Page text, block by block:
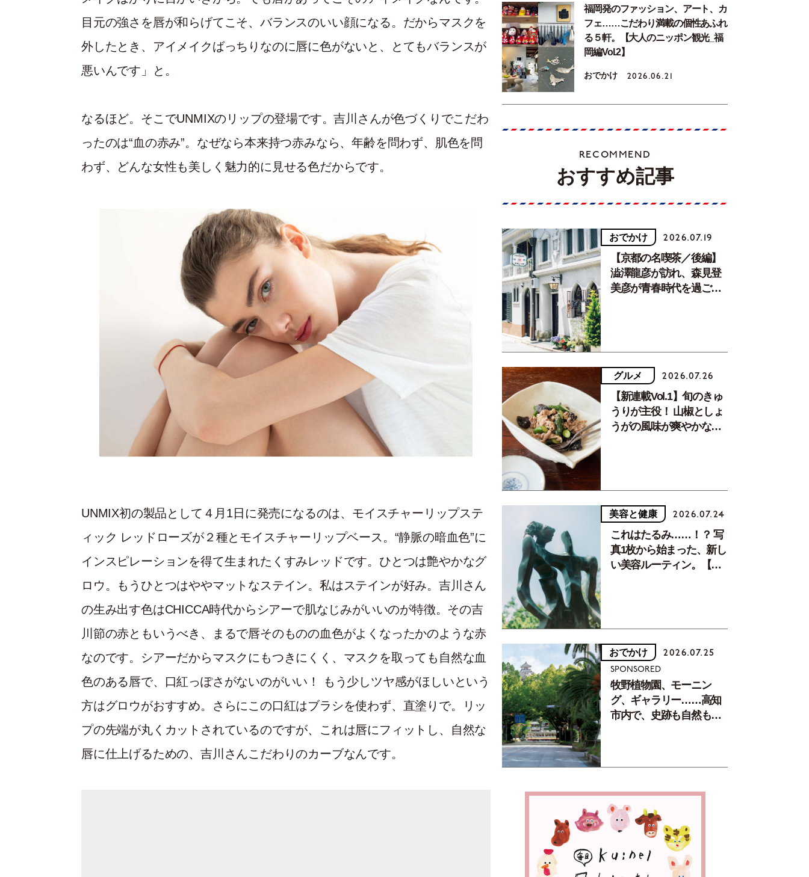
目元の強さを唇が和らげてこそ、バランスのいい顔になる。だからマスクを
外したとき、アイメイクばっちりなのに唇に色がないと、とてもバランスが
悪いんです」と。
なるほど。そこでUNMIXのリップの登場です。吉川さんが色づくりでこだわ
ったのは“血の赤み”。なぜなら本来持つ赤みなら、年齢を問わず、肌色を問
わず、どんな女性も美しく魅力的に見せる色だからです。
UNMIX初の製品として４月1日に発売になるのは、モイスチャーリップステ
ィック レッドローズが２種とモイスチャーリップベース。“静脈の暗血色”に
インスピレーションを得て生まれたくすみレッドです。ひとつは艶やかなグ
ロウ。もうひとつはややマットなステイン。私はステインが好み。吉川さん
の生み出す色はCHICCA時代からシアーで肌なじみがいいのが特徴。その吉
川節の赤ともいうべき、まるで唇そのものの血色がよくなったかのような赤
なのです。シアーだからマスクにもつきにくく、マスクを取っても自然な血
色のある唇で、口紅っぽさがないのがいい！ もう少しツヤ感がほしいという
方はグロウがおすすめ。さらにこの口紅はブラシを使わず、直塗りで。リッ
プの先端が丸くカットされているのですが、これは唇にフィットし、自然な
唇に仕上げるための、吉川さんこだわりのカーブなんです。
福岡発のファッション、アート、カ
フェ……こだわり満載の個性あふれ
る５軒。【大人のニッポン観光_福
岡編Vol.2】
おでかけ 2026.06.21
RECOMMEND
おすすめ記事
おでかけ 2026.07.19
【京都の名喫茶／後編】
澁澤龍彦が訪れ、森見登
美彦が青春時代を過ごし
グルメ 2026.07.26
【新連載Vol.1】旬のきゅ
うりが主役！ 山椒としょ
うがの風味が爽やかな、
美容と健康 2026.07.24
これはたるみ……！？ 写
真1枚から始まった、新し
い美容ルーティン。【中
おでかけ 2026.07.25
SPONSORED
牧野植物園、モーニン
グ、ギャラリー……高知
市内で、史跡も自然もグ